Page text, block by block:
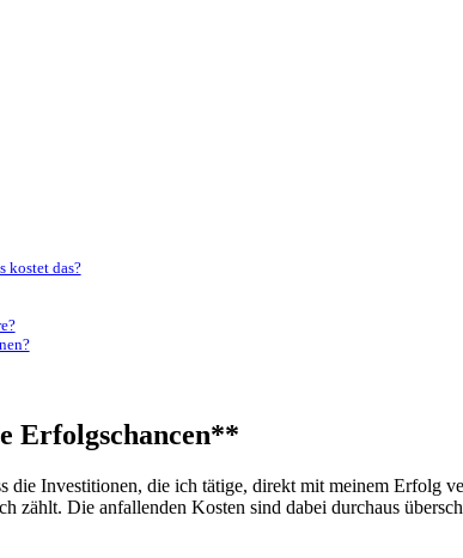
kostet das?
Erfolgschancen**
Investitionen, die ​ich‌ tätige, direkt ⁣mit meinem Erfolg
zählt. Die anfallenden Kosten sind dabei durchaus